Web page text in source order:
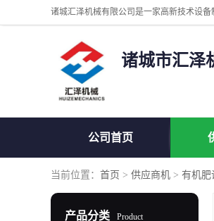
诸城市汇泽
公司首页
当前位置： 首页 > 供应商机 > 有机肥
产品分类 Product